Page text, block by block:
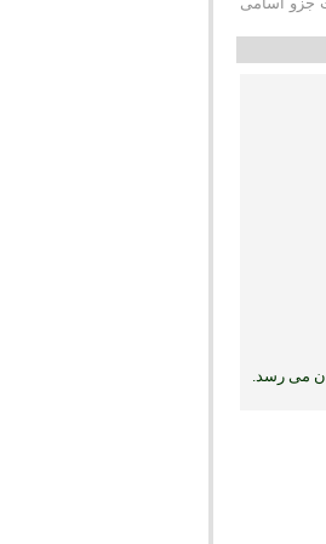
می رسد.